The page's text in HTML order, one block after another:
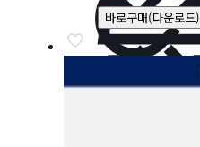
바로구매(다운로드)